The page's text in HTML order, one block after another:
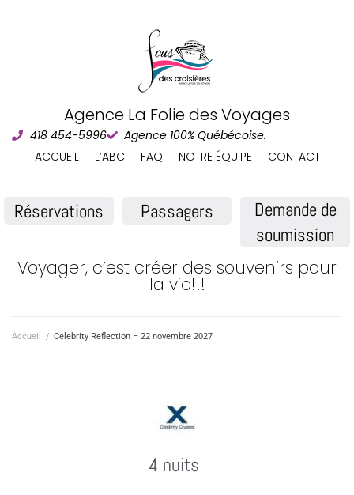
Agence La Folie des Voyages
418 454-5996
Agence 100% Québécoise.
ACCUEIL
L’ABC FAQ NOTRE ÉQUIPE CONTACT
Réservations Passagers
Demande de
soumission
Voyager, c’est créer des souvenirs pour
la vie!!!
Accueil / Celebrity Reflection – 22 novembre 2027
4 nuits